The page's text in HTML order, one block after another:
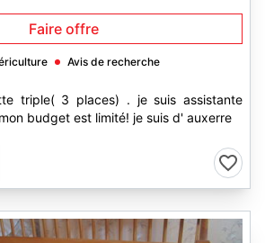
Faire offre
Avis de recherche
triple( 3 places) . je suis assistante
budget est limité! je suis d' auxerre